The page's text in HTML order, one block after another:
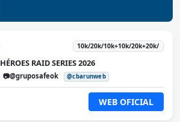
10k/20k/10k+10k/20k+20k/
HÉROES RAID SERIES 2026
📷@gruposafeok @cbarunweb
WEB OFICIAL